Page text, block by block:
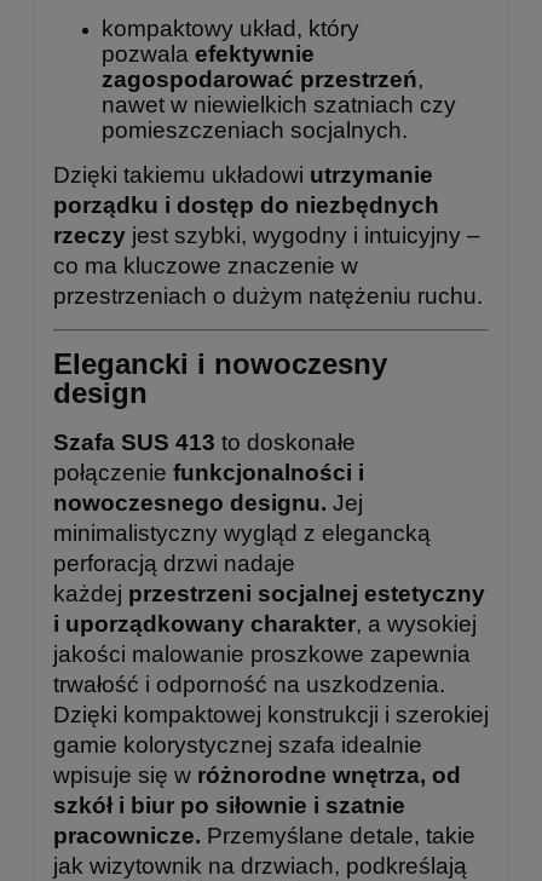
kompaktowy układ, który
pozwala efektywnie
zagospodarować przestrzeń,
nawet w niewielkich szatniach czy
pomieszczeniach socjalnych.
Dzięki takiemu układowi utrzymanie
porządku i dostęp do niezbędnych
rzeczy jest szybki, wygodny i intuicyjny –
co ma kluczowe znaczenie w
przestrzeniach o dużym natężeniu ruchu.
Elegancki i nowoczesny
design
Szafa SUS 413 to doskonałe
połączenie funkcjonalności i
nowoczesnego designu. Jej
minimalistyczny wygląd z elegancką
perforacją drzwi nadaje
każdej przestrzeni socjalnej estetyczny
i uporządkowany charakter, a wysokiej
jakości malowanie proszkowe zapewnia
trwałość i odporność na uszkodzenia.
Dzięki kompaktowej konstrukcji i szerokiej
gamie kolorystycznej szafa idealnie
wpisuje się w różnorodne wnętrza, od
szkół i biur po siłownie i szatnie
pracownicze. Przemyślane detale, takie
jak wizytownik na drzwiach, podkreślają